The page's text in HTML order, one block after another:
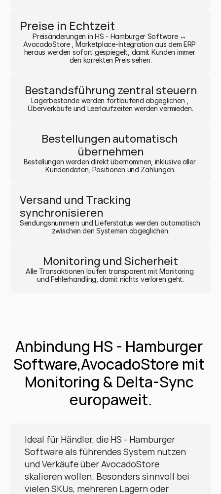
Preise in Echtzeit
Preisänderungen in HS - Hamburger Software ↔
AvocadoStore , Marketplace-Integration aus dem ERP
heraus werden sofort gespiegelt, damit Kunden immer
den korrekten Preis sehen.
Bestandsführung zentral steuern
Lagerbestände werden fortlaufend abgeglichen ,
Überverkäufe und Leerlaufzeiten werden vermieden.
Bestellungen automatisch
übernehmen
Bestellungen werden direkt übernommen, inklusive aller
Kundendaten, Positionen und Zahlungen.
Versand und Tracking
synchronisieren
Sendungsnummern und Lieferstatus werden automatisch
zwischen den Systemen abgeglichen.
Monitoring und Sicherheit
Alle Transaktionen laufen transparent mit Monitoring
und Fehlerhandling, damit nichts verloren geht.
Anbindung HS - Hamburger
Software,AvocadoStore mit
Monitoring & Delta-Sync
europaweit.
Ideal für Händler, die HS - Hamburger
Software als führendes System nutzen
und Verkäufe über AvocadoStore
skalieren wollen. Besonders sinnvoll bei
vielen SKUs, mehreren Lagern oder